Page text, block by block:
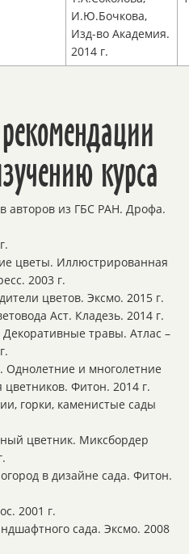
И.Ю.Бочкова,
Изд-во Академия.
2014 г.
курса
авторов из ГБС РАН. Дрофа.
цветы. Иллюстрированная
2003 г.
цветов. Эксмо. 2015 г.
Аст. Кладезь. 2014 г.
травы. Атлас –
и многолетние
Фитон. 2014 г.
горки, каменистые сады
цветник. Миксбордер
в дизайне сада. Фитон.
2001 г.
сада. Эксмо. 2008